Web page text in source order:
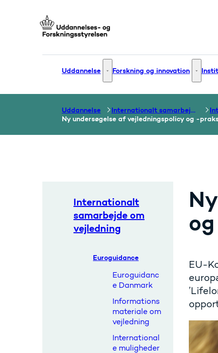
Uddannelse Uddannelse - Flere links
Forskning og innovation
Uddannelse Internationalt samarbejde om uddannelse
Ny undersøgelse af vejledningspolicy og -
Internationalt
samarbejde om
vejledning
Euroguidance
Euroguidanc
e Danmark
Informations
materiale om
vejledning
International
e muligheder
EU-